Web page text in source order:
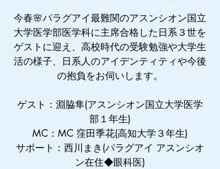
今春🌸パラグアイ最難関のアスンシオン国立
大学医学部医学科に主席合格した日系３世を
ゲストに迎え、高校時代の受験勉強や大学生
活の様子、日系人のアイデンティティや今後
の抱負をお伺いします。
ゲスト：淵脇隼(アスンシオン国立大学医学
部１年生)
MC：MC 窪田季花(高知大学３年生)
サポート：西川まき(パラグアイ アスンシオ
ン在住◆眼科医)